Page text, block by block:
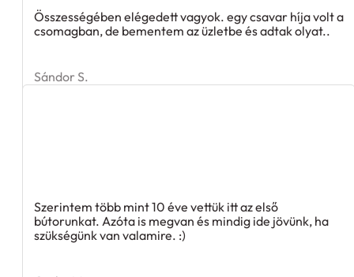
Összességében elégedett vagyok. egy csavar híja volt a
csomagban, de bementem az üzletbe és adtak olyat..
Sándor S.
Szerintem több mint 10 éve vettük itt az első
bútorunkat. Azóta is megvan és mindig ide jövünk, ha
szükségünk van valamire. :)